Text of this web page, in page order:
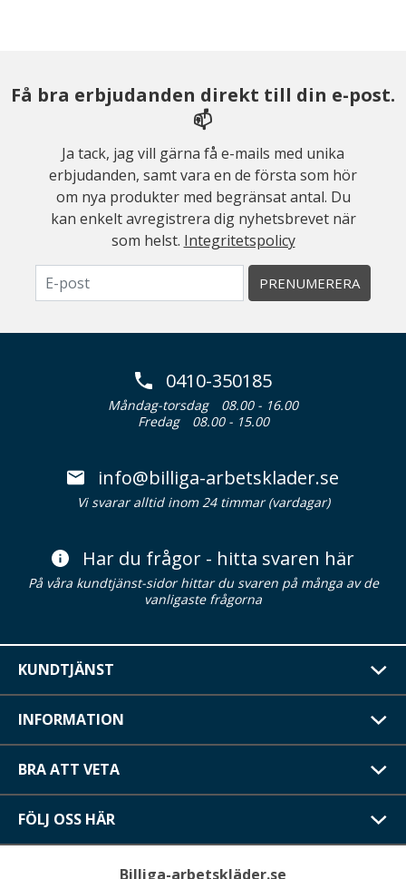
Få bra erbjudanden direkt till din e-post.
📫
Ja tack, jag vill gärna få e-mails med unika
erbjudanden, samt vara en de första som hör
om nya produkter med begränsat antal. Du
kan enkelt avregistrera dig nyhetsbrevet när
som helst. Integritetspolicy
PRENUMERERA
0410-350185
Måndag-torsdag
08.00 - 16.00
Fredag
08.00 - 15.00
info@billiga-arbetsklader.se
Vi svarar alltid inom 24 timmar (vardagar)
Har du frågor - hitta svaren här
På våra kundtjänst-sidor hittar du svaren på många av de
vanligaste frågorna
KUNDTJÄNST
INFORMATION
BRA ATT VETA
FÖLJ OSS HÄR
Billiga-arbetskläder.se